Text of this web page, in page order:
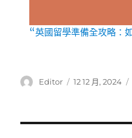
“英國留學準備全攻略：
作
Editor
發
12 12 月, 2024